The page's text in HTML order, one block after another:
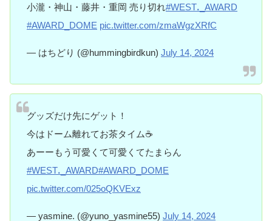
小瀧・神山・藤井・重岡 売り切れ#WESTꓸ_AWARD
#AWARD_DOME pic.twitter.com/zmaWgzXRfC
— はちどり (@hummingbirdkun) July 14, 2024
グッズだけ先にゲット！
今はドーム離れてお茶タイム☕️
あーーもう可愛くて可愛くてたまらん
#WESTꓸ_AWARD#AWARD_DOME
pic.twitter.com/025oQKVExz
— yasmine. (@yuno_yasmine55) July 14, 2024